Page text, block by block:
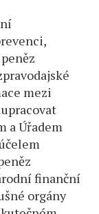
mezi
a Úřadem
finanční
orgány